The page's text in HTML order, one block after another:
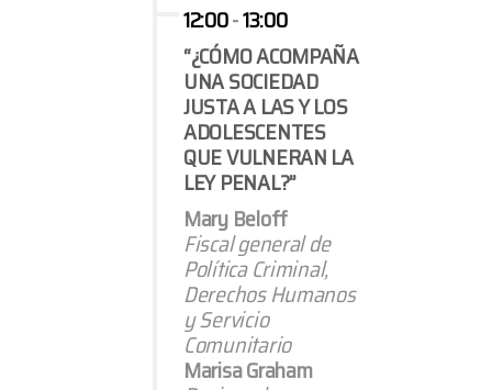
12:00-13:00
“¿CÓMO ACOMPAÑA
UNA SOCIEDAD
JUSTA A LAS Y LOS
ADOLESCENTES
QUE VULNERAN LA
LEY PENAL?”
Mary Beloff
Fiscal general de
Política Criminal,
Derechos Humanos
y Servicio
Comunitario
Marisa Graham